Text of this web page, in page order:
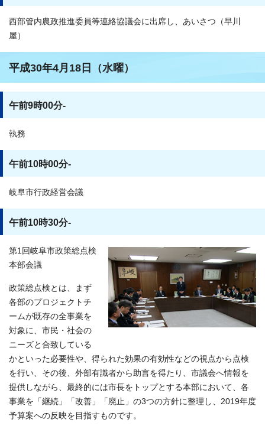
西部管内農政推進委員等連絡協議会に出席し、あいさつ（早川
屋）
平成30年4月18日（水曜）
午前9時00分-
執務
午前10時00分-
岐阜市行政経営会議
午前10時30分-
第1回岐阜市政策総点検
本部会議
政策総点検とは、まず
各部のプロジェクトチ
ームが既存の全事業を
対象に、市民・社会の
ニーズと合致している
かといった必要性や、得られた効果の有効性などの視点から点検
を行い、その後、外部有識者から助言を得たり、市議会へ情報を
提供しながら、最終的には市長をトップとする本部において、各
事業を「継続」「改善」「廃止」の3つの方針に整理し、2019年度
予算案への反映を目指すものです。